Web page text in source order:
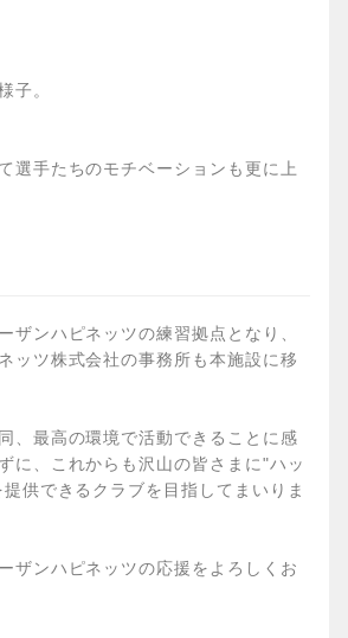
子。
選手たちのモチベーションも更に上
ザンハピネッツの練習拠点となり、
ッツ株式会社の事務所も本施設に移
、最高の環境で活動できることに感
に、これからも沢山の皆さまに"ハッ
供できるクラブを目指してまいりま
ザンハピネッツの応援をよろしくお